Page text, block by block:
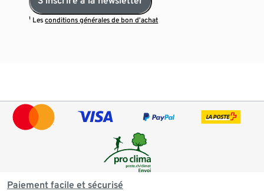
¹ Lesconditions générales de bon d’achat
Paiement facile et sécurisé